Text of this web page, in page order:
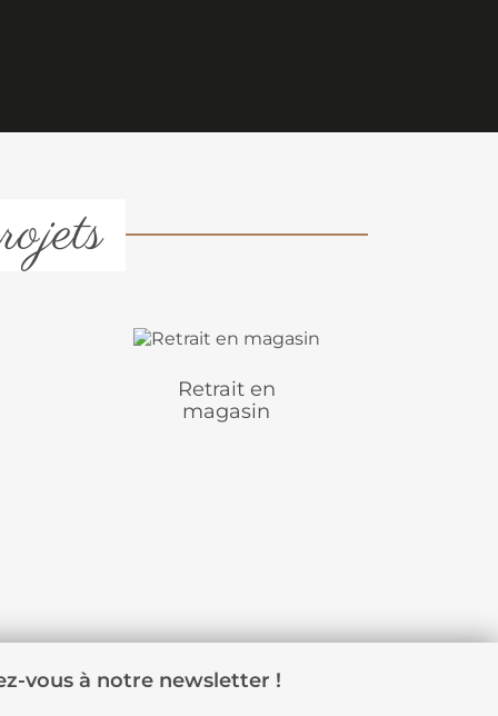
Retrait en
magasin
vous à notre newsletter !